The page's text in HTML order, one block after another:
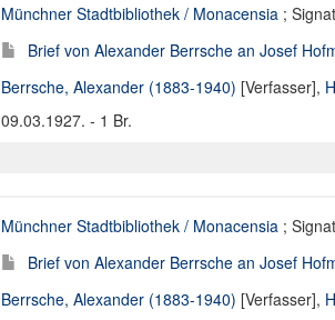
Münchner Stadtbibliothek / Monacensia ;
Brief von Alexander Berrsche an Josef
Berrsche, Alexander (1883-1940) [Verfasser],
09.03.1927. - 1 Br.
Münchner Stadtbibliothek / Monacensia ;
Brief von Alexander Berrsche an Josef
Berrsche, Alexander (1883-1940) [Verfasser],